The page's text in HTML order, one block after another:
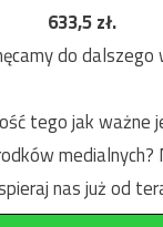
633,5zł.
do dalszego
tego jak ważne
medialnych?
nas już od